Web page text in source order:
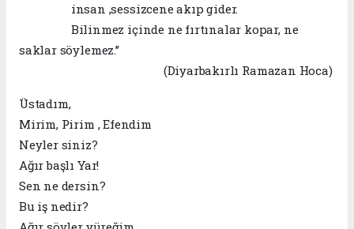
insan ,sessizcene akıp gider.
Bilinmez içinde ne fırtınalar kopar, ne
saklar söylemez.’’
(Diyarbakırlı Ramazan Hoca)
Üstadım,
Mirim, Pirim , Efendim
Neyler siniz?
Ağır başlı Yar!
Sen ne dersin?
Bu iş nedir?